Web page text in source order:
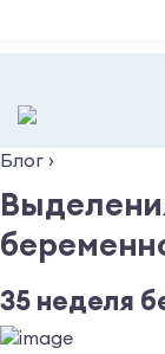
Блог ›
35 неделя